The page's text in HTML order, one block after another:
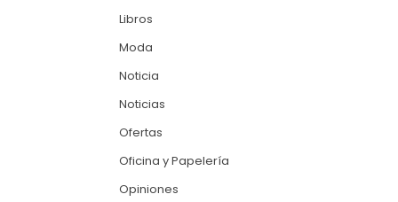
Libros
Moda
Noticia
Noticias
Ofertas
Oficina y Papelería
Opiniones